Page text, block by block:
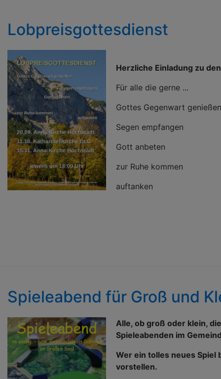
Lobpreisgottesdienst
Herzliche Einladung zu
Für alle die gerne ...
Gottes Gegenwart genießen
Segen empfangen
Gott anbeten
zur Ruhe kommen
auftanken
Spieleabend für Groß und
Alle, ob groß oder klein,
Spieleabenden im
Wer ein tolles neues Spiel
vorstellen.